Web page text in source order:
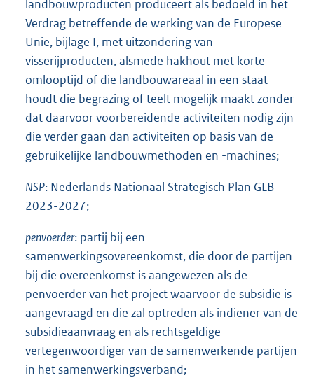
landbouwproducten produceert als bedoeld in het
Verdrag betreffende de werking van de Europese
Unie, bijlage I, met uitzondering van
visserijproducten, alsmede hakhout met korte
omlooptijd of die landbouwareaal in een staat
houdt die begrazing of teelt mogelijk maakt zonder
dat daarvoor voorbereidende activiteiten nodig zijn
die verder gaan dan activiteiten op basis van de
gebruikelijke landbouwmethoden en -machines;
NSP: Nederlands Nationaal Strategisch Plan GLB
2023-2027;
penvoerder: partij bij een
samenwerkingsovereenkomst, die door de partijen
bij die overeenkomst is aangewezen als de
penvoerder van het project waarvoor de subsidie is
aangevraagd en die zal optreden als indiener van de
subsidieaanvraag en als rechtsgeldige
vertegenwoordiger van de samenwerkende partijen
in het samenwerkingsverband;